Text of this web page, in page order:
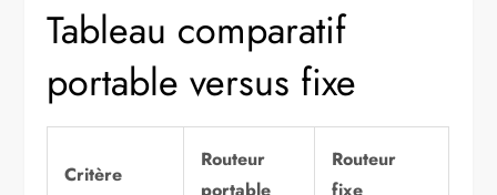
Tableau comparatif
portable versus fixe
Critère
Routeur
portable
Routeur
fixe